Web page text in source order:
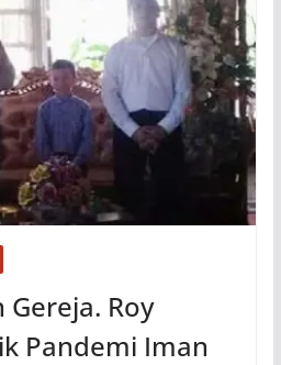
Gereja. Roy
Pandemi Iman